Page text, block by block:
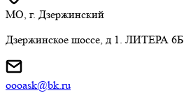
МО, г. Дзержинский
Дзержинское шоссе, д 1. ЛИТЕРА 6Б
oooask@bk.ru